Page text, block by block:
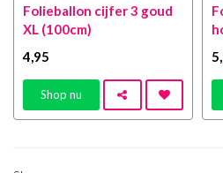
Folieballon cijfer 3 goud
XL (100cm)
4,95
Shop nu
5